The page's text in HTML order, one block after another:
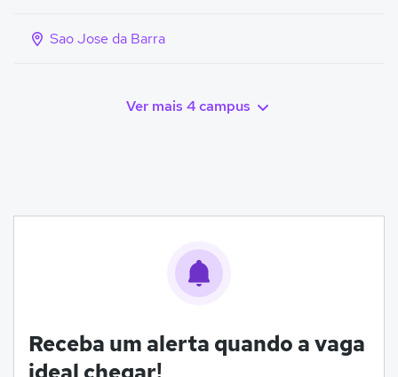
Sao Jose da Barra
Ver mais 4 campus
Receba um alerta quando a vaga